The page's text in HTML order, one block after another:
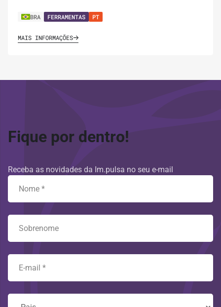
BRA FERRAMENTAS PT
MAIS INFORMAÇÕES
Fique por dentro!
Receba as novidades da Im.pulsa no seu e-mail